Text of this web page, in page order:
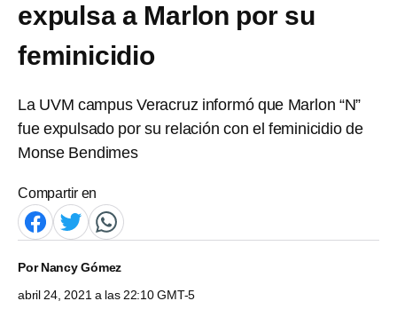
expulsa a Marlon por su
feminicidio
La UVM campus Veracruz informó que Marlon “N”
fue expulsado por su relación con el feminicidio de
Monse Bendimes
Compartir en
PorNancy Gómez
abril 24, 2021 a las 22:10 GMT-5